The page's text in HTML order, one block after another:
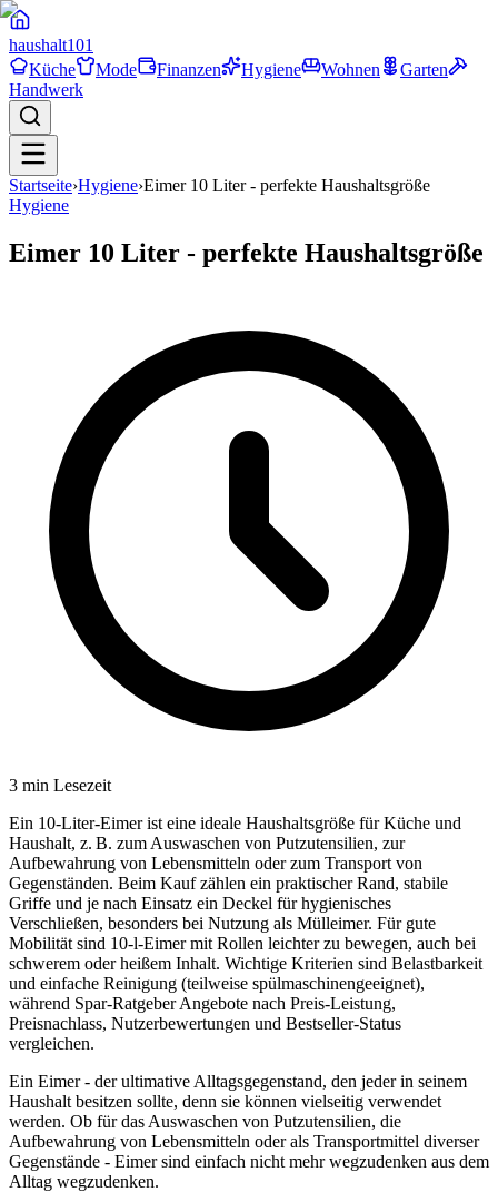
haushalt101
Küche
Mode Finanzen Hygiene Wohnen
Garten
Handwerk
Startseite›Hygiene›Eimer 10 Liter - perfekte Haushaltsgröße
Hygiene
Eimer 10 Liter - perfekte Haushaltsgröße
3 min Lesezeit
Ein 10-Liter-Eimer ist eine ideale Haushaltsgröße für Küche und
Haushalt, z. B. zum Auswaschen von Putzutensilien, zur
Aufbewahrung von Lebensmitteln oder zum Transport von
Gegenständen. Beim Kauf zählen ein praktischer Rand, stabile
Griffe und je nach Einsatz ein Deckel für hygienisches
Verschließen, besonders bei Nutzung als Mülleimer. Für gute
Mobilität sind 10-l-Eimer mit Rollen leichter zu bewegen, auch bei
schwerem oder heißem Inhalt. Wichtige Kriterien sind Belastbarkeit
und einfache Reinigung (teilweise spülmaschinengeeignet),
während Spar-Ratgeber Angebote nach Preis-Leistung,
Preisnachlass, Nutzerbewertungen und Bestseller-Status
vergleichen.
Ein Eimer - der ultimative Alltagsgegenstand, den jeder in seinem
Haushalt besitzen sollte, denn sie können vielseitig verwendet
werden. Ob für das Auswaschen von Putzutensilien, die
Aufbewahrung von Lebensmitteln oder als Transportmittel diverser
Gegenstände - Eimer sind einfach nicht mehr wegzudenken aus dem
Alltag wegzudenken.